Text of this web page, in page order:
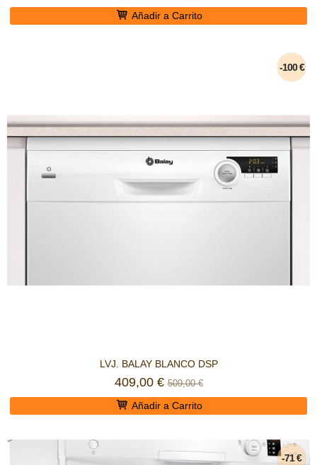
Añadir a Carrito
-100 €
LVJ. BALAY BLANCO DSP
409,00 €509,00 €
Añadir a Carrito
-71 €